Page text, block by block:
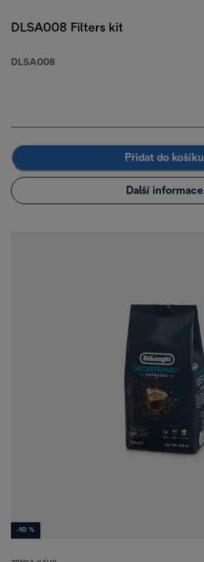
DLSA008 Filters kit
DLSA008
Přidat do košíku
Další informace
-10 %